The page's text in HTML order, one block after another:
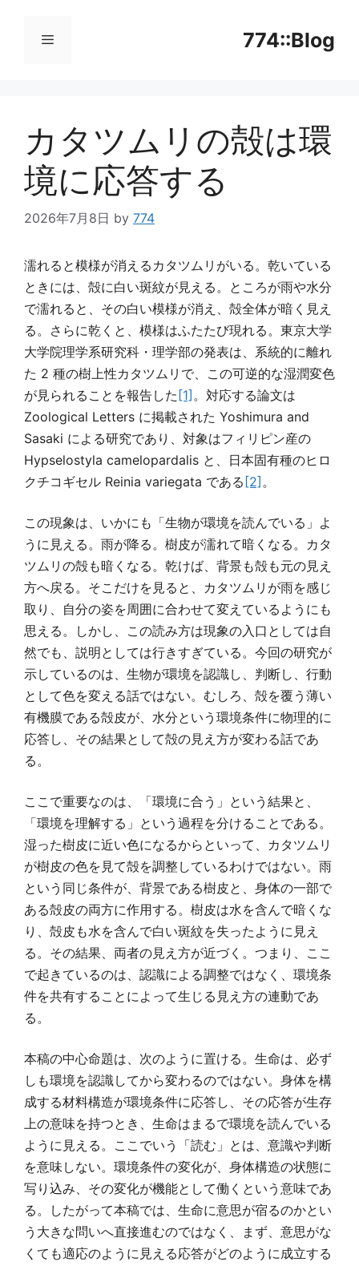
774::Blog
ニ
ュ
カタツムリの殻は環
境に応答する
2026年7月8日 by 774
濡れると模様が消えるカタツムリがいる。乾いている
ときには、殻に白い斑紋が見える。ところが雨や水分
で濡れると、その白い模様が消え、殻全体が暗く見え
る。さらに乾くと、模様はふたたび現れる。東京大学
大学院理学系研究科・理学部の発表は、系統的に離れ
た 2 種の樹上性カタツムリで、この可逆的な湿潤変色
が見られることを報告した [1] 。対応する論文は
Zoological Letters に掲載された Yoshimura and
Sasaki による研究であり、対象はフィリピン産の
Hypselostyla camelopardalis と、日本固有種のヒロ
クチコギセル Reinia variegata である [2] 。
この現象は、いかにも「生物が環境を読んでいる」よ
うに見える。雨が降る。樹皮が濡れて暗くなる。カタ
ツムリの殻も暗くなる。乾けば、背景も殻も元の見え
方へ戻る。そこだけを見ると、カタツムリが雨を感じ
取り、自分の姿を周囲に合わせて変えているようにも
思える。しかし、この読み方は現象の入口としては自
然でも、説明としては行きすぎている。今回の研究が
示しているのは、生物が環境を認識し、判断し、行動
として色を変える話ではない。むしろ、殻を覆う薄い
有機膜である殻皮が、水分という環境条件に物理的に
応答し、その結果として殻の見え方が変わる話であ
る。
ここで重要なのは、「環境に合う」という結果と、
「環境を理解する」という過程を分けることである。
湿った樹皮に近い色になるからといって、カタツムリ
が樹皮の色を見て殻を調整しているわけではない。雨
という同じ条件が、背景である樹皮と、身体の一部で
ある殻皮の両方に作用する。樹皮は水を含んで暗くな
り、殻皮も水を含んで白い斑紋を失ったように見え
る。その結果、両者の見え方が近づく。つまり、ここ
で起きているのは、認識による調整ではなく、環境条
件を共有することによって生じる見え方の連動であ
る。
本稿の中心命題は、次のように置ける。生命は、必ず
しも環境を認識してから変わるのではない。身体を構
成する材料構造が環境条件に応答し、その応答が生存
上の意味を持つとき、生命はまるで環境を読んでいる
ように見える。ここでいう「読む」とは、意識や判断
を意味しない。環境条件の変化が、身体構造の状態に
写り込み、その変化が機能として働くという意味であ
る。したがって本稿では、生命に意思が宿るのかとい
う大きな問いへ直接進むのではなく、まず、意思がな
くても適応のように見える応答がどのように成立する